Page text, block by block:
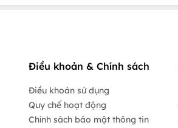
Điều khoản & Chính sách
Điều khoản sử dụng
Quy chế hoạt động
Chính sách bảo mật thông tin